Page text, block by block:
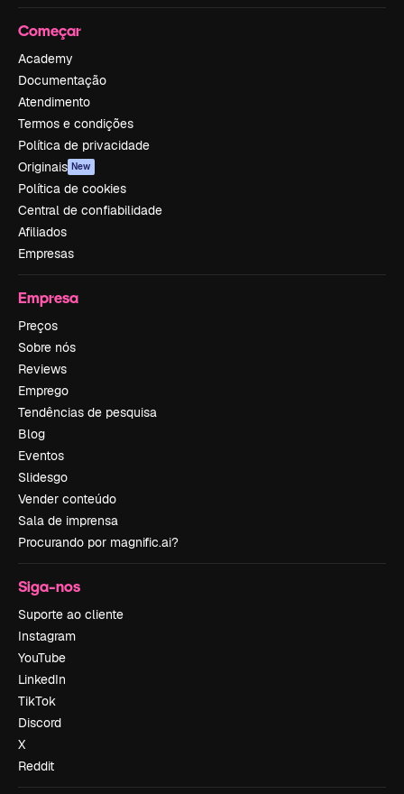
Começar
Academy
Documentação
Atendimento
Termos e condições
Política de privacidade
Originais New
Política de cookies
Central de confiabilidade
Afiliados
Empresas
Empresa
Preços
Sobre nós
Reviews
Emprego
Tendências de pesquisa
Blog
Eventos
Slidesgo
Vender conteúdo
Sala de imprensa
Procurando por magnific.ai?
Siga-nos
Suporte ao cliente
Instagram
YouTube
LinkedIn
TikTok
Discord
X
Reddit